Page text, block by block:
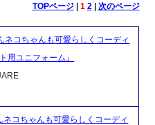
TOPページ| 1 2| 次のページ
コちゃんも可愛らしくコーディ
用ユニフォーム』
コちゃんも可愛らしくコーディ